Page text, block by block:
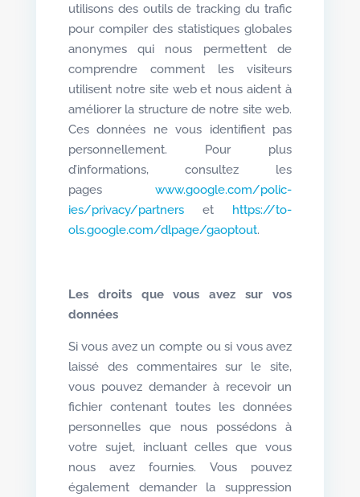
utilisons des outils de tracking du trafic
pour compiler des statistiques globales
anonymes qui nous permettent de
comprendre comment les visiteurs
utilisent notre site web et nous aident à
améliorer la structure de notre site web.
Ces données ne vous identifient pas
personnellement. Pour plus
d’informations, consultez les
pageswww.google­.com/polic­
ies/privac­y/partnerset https://to­
ols.google­.com/dlpag­e/gaoptout.
Les droits que vous avez sur vos
données
Si vous avez un compte ou si vous avez
laissé des commentaires sur le site,
vous pouvez demander à recevoir un
fichier contenant toutes les données
personnelles que nous possédons à
votre sujet, incluant celles que vous
nous avez fournies. Vous pouvez
également demander la suppression